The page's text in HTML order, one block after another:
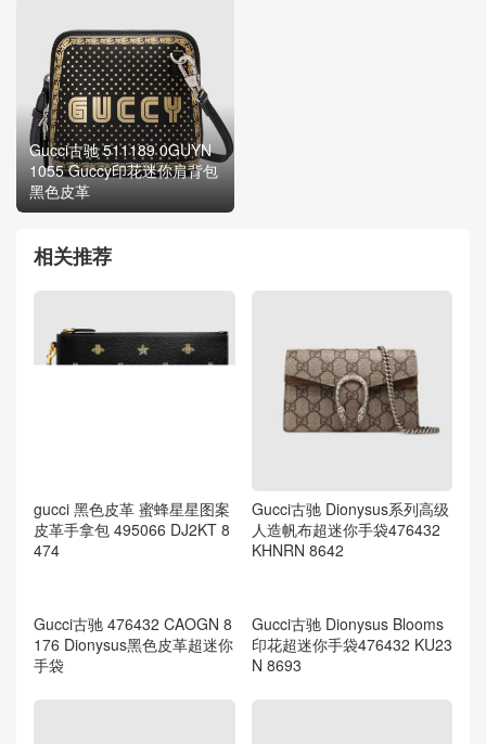
Gucci古驰 511189 0GUYN
1055 Guccy印花迷你肩背包
黑色皮革
相关推荐
gucci 黑色皮革 蜜蜂星星图案
皮革手拿包 495066 DJ2KT 8
474
Gucci古驰 Dionysus系列高级
人造帆布超迷你手袋476432
KHNRN 8642